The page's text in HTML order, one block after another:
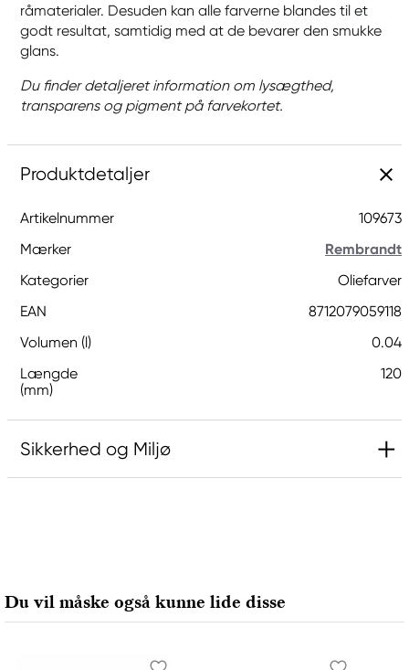
råmaterialer. Desuden kan alle farverne blandes til et
godt resultat, samtidig med at de bevarer den smukke
glans.
Du finder detaljeret information om lysægthed,
transparens og pigment på farvekortet.
Produktdetaljer
Artikelnummer
109673
Mærker
Rembrandt
Kategorier
Oliefarver
EAN
8712079059118
Volumen (l)
0.04
Længde
(mm)
120
Sikkerhed og Miljø
7311 PD Apeldoorn, Netherlands
info@royaltalens.com
Du vil måske også kunne lide disse